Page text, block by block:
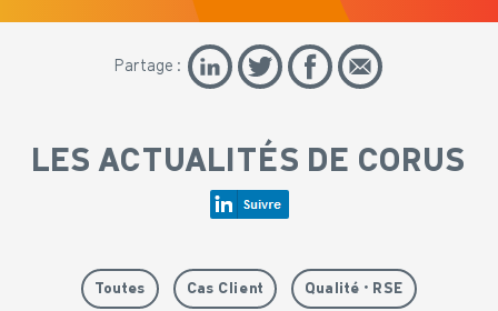
Partage :
LES ACTUALITÉS DE CORUS
Toutes Cas Client Qualité • RSE